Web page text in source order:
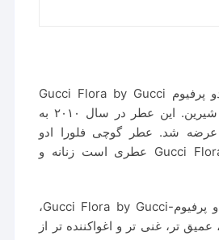
عطر گوچی فلورا ادو پرفیوم Gucci Flora by Gucci
عطری است گرم و شیرین. این عطر در سال ۲۰۱۰ به
عرضه شد. عطر گوچی فلورا ادو
پرفیوم Gucci Flora by Gucci عطری است زنانه و
عطر گوچی فلورا ادو پرفیوم-Gucci Flora by Gucci،
عمیق تر، غنی تر و اغواکننده تر از